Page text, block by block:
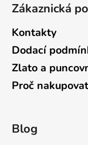
Zákaznická
Kontakty
Dodací
Zlato a
Proč
Blog